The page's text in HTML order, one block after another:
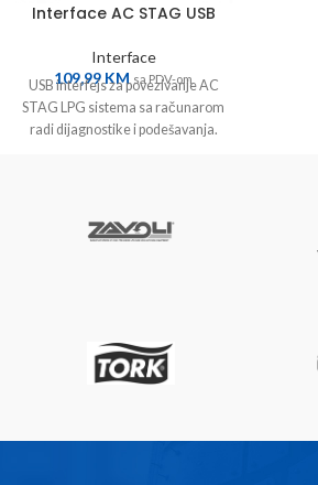
Interface AC STAG USB
Interface
109,99 KM sa PDV-om
USB interfejs za povezivanje AC
STAG LPG sistema sa računarom
radi dijagnostike i podešavanja.